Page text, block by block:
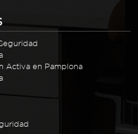
Activa en Pamplona